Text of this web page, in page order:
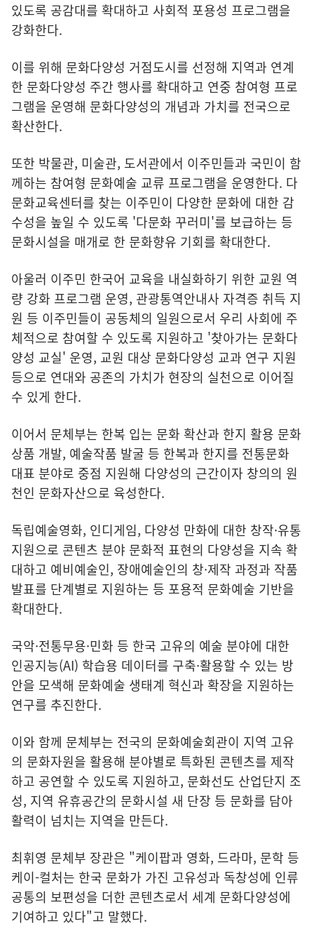
있도록 공감대를 확대하고 사회적 포용성 프로그램을
강화한다.
이를 위해 문화다양성 거점도시를 선정해 지역과 연계
한 문화다양성 주간 행사를 확대하고 연중 참여형 프로
그램을 운영해 문화다양성의 개념과 가치를 전국으로
확산한다.
또한 박물관, 미술관, 도서관에서 이주민들과 국민이 함
께하는 참여형 문화예술 교류 프로그램을 운영한다. 다
문화교육센터를 찾는 이주민이 다양한 문화에 대한 감
수성을 높일 수 있도록 '다문화 꾸러미'를 보급하는 등
문화시설을 매개로 한 문화향유 기회를 확대한다.
아울러 이주민 한국어 교육을 내실화하기 위한 교원 역
량 강화 프로그램 운영, 관광통역안내사 자격증 취득 지
원 등 이주민들이 공동체의 일원으로서 우리 사회에 주
체적으로 참여할 수 있도록 지원하고 '찾아가는 문화다
양성 교실' 운영, 교원 대상 문화다양성 교과 연구 지원
등으로 연대와 공존의 가치가 현장의 실천으로 이어질
수 있게 한다.
이어서 문체부는 한복 입는 문화 확산과 한지 활용 문화
상품 개발, 예술작품 발굴 등 한복과 한지를 전통문화
대표 분야로 중점 지원해 다양성의 근간이자 창의의 원
천인 문화자산으로 육성한다.
독립예술영화, 인디게임, 다양성 만화에 대한 창작·유통
지원으로 콘텐츠 분야 문화적 표현의 다양성을 지속 확
대하고 예비예술인, 장애예술인의 창·제작 과정과 작품
발표를 단계별로 지원하는 등 포용적 문화예술 기반을
확대한다.
국악·전통무용·민화 등 한국 고유의 예술 분야에 대한
인공지능(AI) 학습용 데이터를 구축·활용할 수 있는 방
안을 모색해 문화예술 생태계 혁신과 확장을 지원하는
연구를 추진한다.
이와 함께 문체부는 전국의 문화예술회관이 지역 고유
의 문화자원을 활용해 분야별로 특화된 콘텐츠를 제작
하고 공연할 수 있도록 지원하고, 문화선도 산업단지 조
성, 지역 유휴공간의 문화시설 새 단장 등 문화를 담아
활력이 넘치는 지역을 만든다.
최휘영 문체부 장관은 "케이팝과 영화, 드라마, 문학 등
케이-컬처는 한국 문화가 가진 고유성과 독창성에 인류
공통의 보편성을 더한 콘텐츠로서 세계 문화다양성에
기여하고 있다"고 말했다.